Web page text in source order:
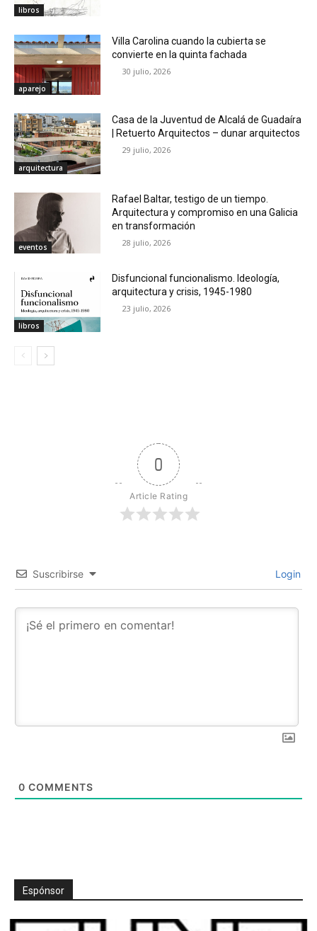
libros
aparejo
Villa Carolina cuando la cubierta se
convierte en la quinta fachada
30 julio, 2026
arquitectura
Casa de la Juventud de Alcalá de Guadaíra
| Retuerto Arquitectos – dunar arquitectos
29 julio, 2026
eventos
Rafael Baltar, testigo de un tiempo.
Arquitectura y compromiso en una Galicia
en transformación
28 julio, 2026
libros
Disfuncional funcionalismo. Ideología,
arquitectura y crisis, 1945-1980
23 julio, 2026
0
Article Rating
Suscribirse Login
0 COMMENTS
Espónsor